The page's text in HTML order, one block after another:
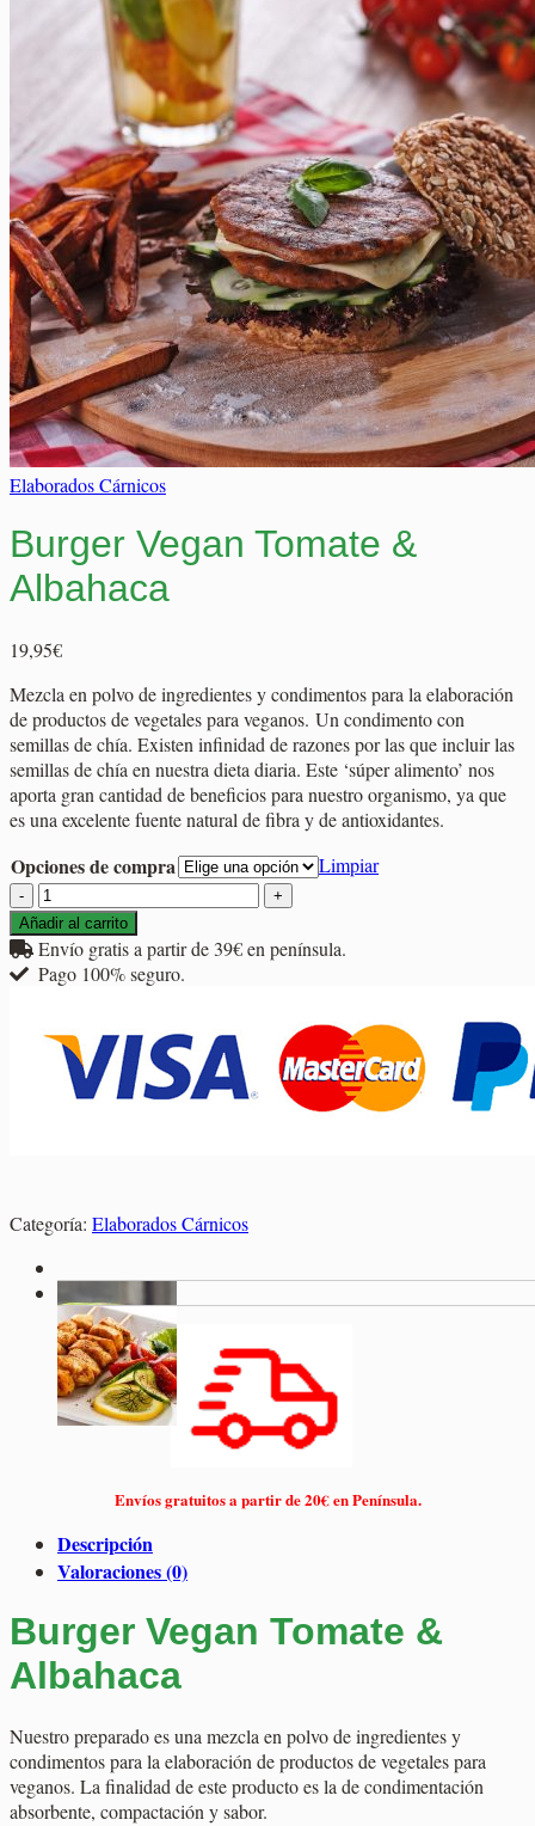
No hay productos en el carrito.
Volver a la tienda
Carrito
No hay productos en el carrito.
Volver a la tienda
Elaborados Cárnicos
Salsas y Siropes
Elaborados Cárnicos
Burger Vegan Tomate &
Albahaca
19,95€
Mezcla en polvo de ingredientes y condimentos para la elaboración
de productos de vegetales para veganos. Un condimento con
semillas de chía. Existen infinidad de razones por las que incluir las
semillas de chía en nuestra dieta diaria. Este ‘súper alimento’ nos
aporta gran cantidad de beneficios para nuestro organismo, ya que
es una excelente fuente natural de fibra y de antioxidantes.
Opciones de compra
Limpiar
Burger
Vegan
Tomate
&
Albahaca
Añadir al carrito
Envío gratis a partir de 39€ en península.
Pago 100% seguro.
Categoría: Elaborados Cárnicos
Envíos gratuitos a partir de 20€ en Península.
Descripción
Valoraciones (0)
Burger Vegan Tomate &
Albahaca
Nuestro preparado es una mezcla en polvo de ingredientes y
condimentos para la elaboración de productos de vegetales para
veganos. La finalidad de este producto es la de condimentación
absorbente, compactación y sabor.